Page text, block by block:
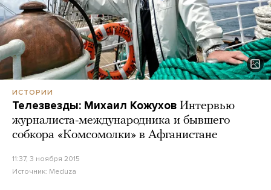
ИСТОРИИ
Телезвезды: Михаил Кожухов Интервью
журналиста-международника и бывшего
собкора «Комсомолки» в Афганистане
11:37, 3 ноября 2015
Источник: Meduza